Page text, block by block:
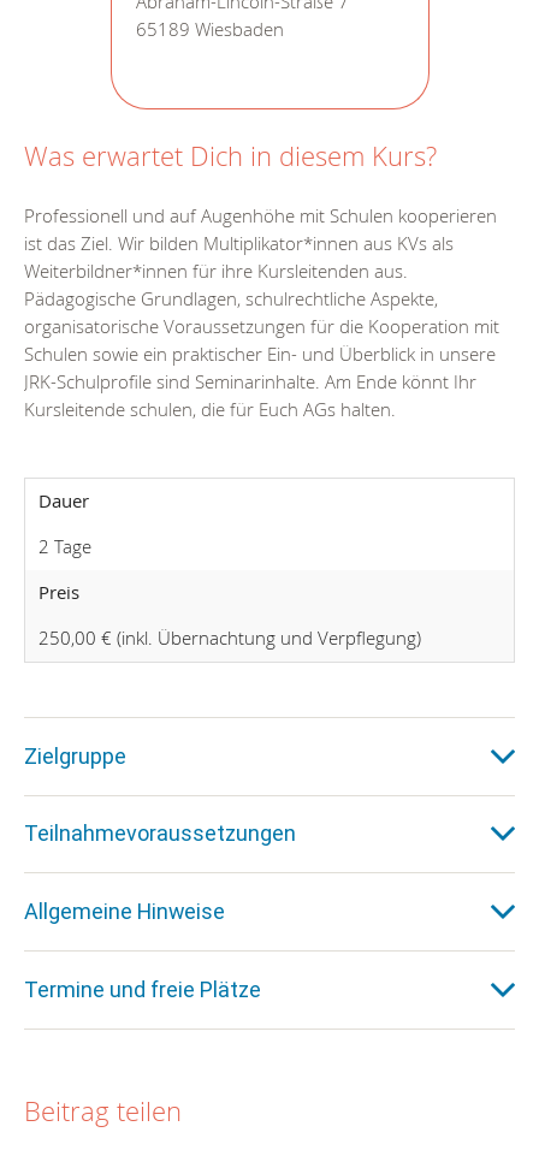
65189 Wiesbaden
Was erwartet Dich in diesem Kurs?
Professionell und auf Augenhöhe mit Schulen kooperieren
ist das Ziel. Wir bilden Multiplikator*innen aus KVs als
Weiterbildner*innen für ihre Kursleitenden aus.
Pädagogische Grundlagen, schulrechtliche Aspekte,
organisatorische Voraussetzungen für die Kooperation mit
Schulen sowie ein praktischer Ein- und Überblick in unsere
JRK-Schulprofile sind Seminarinhalte. Am Ende könnt Ihr
Kursleitende schulen, die für Euch AGs halten.
Dauer
2 Tage
Preis
250,00 € (inkl. Übernachtung und Verpflegung)
Zielgruppe
Teilnahmevoraussetzungen
Allgemeine Hinweise
Termine und freie Plätze
Beitrag teilen